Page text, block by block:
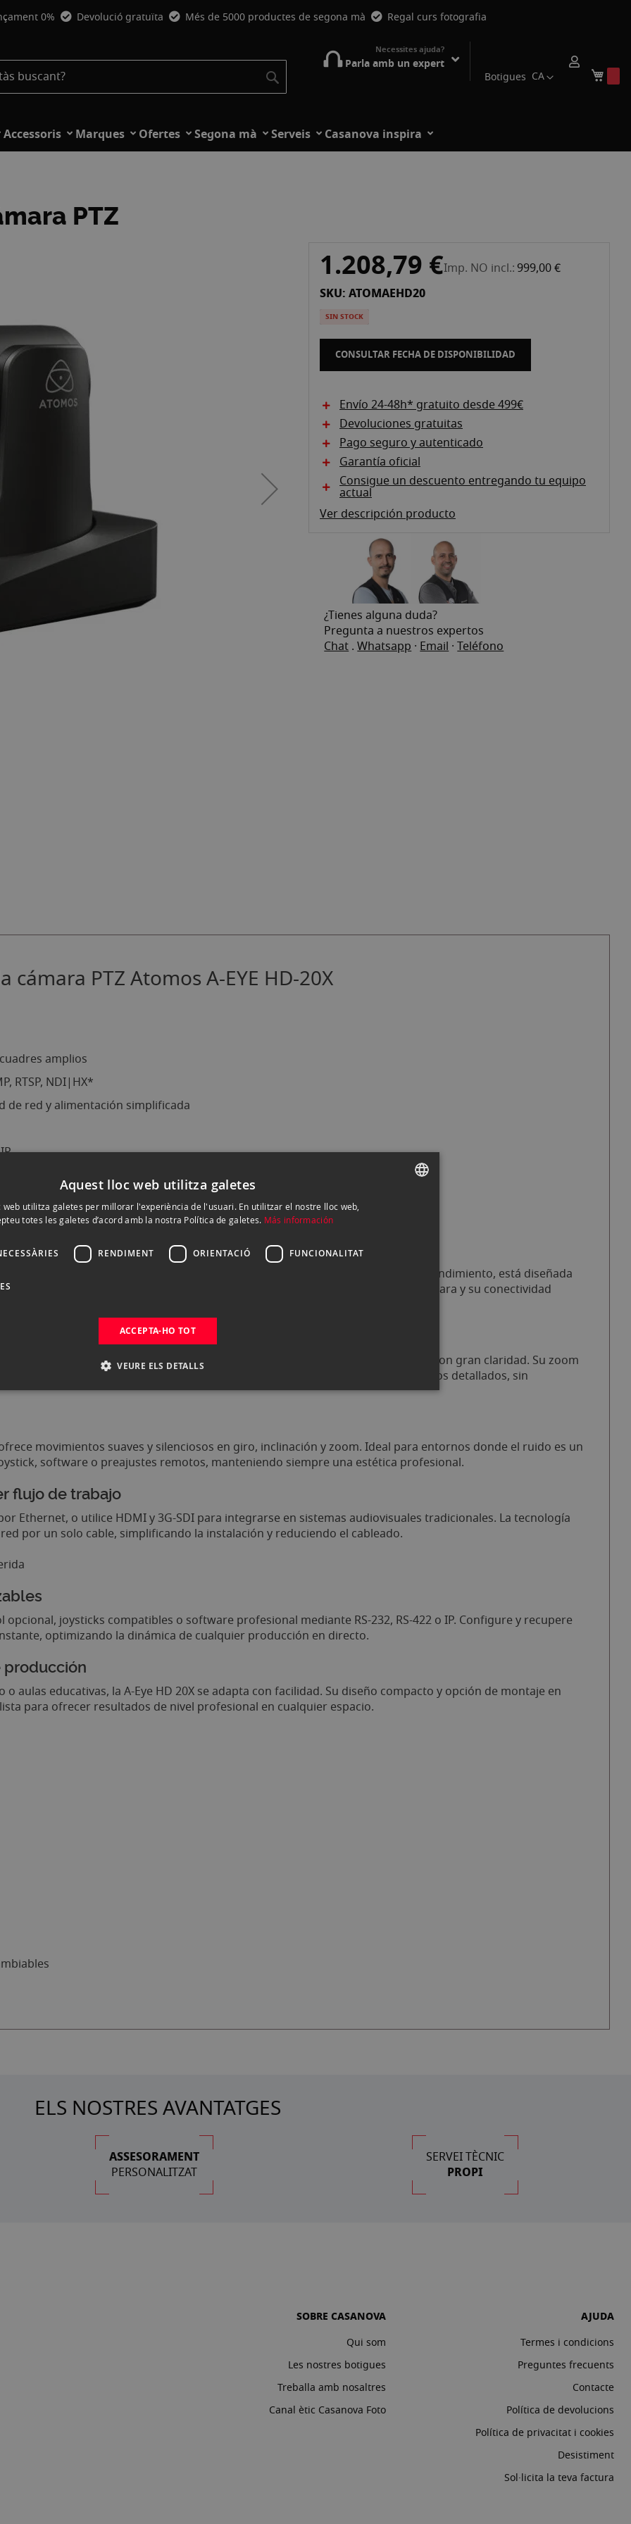
0% Devolució gratuïta Més de 5000 productes de segona mà Regal curs fotografia
Parla amb un expert
Necessites ajuda?
Botigues CA Mi
Accessoris Marques Ofertes Segona mà Serveis Casanova inspira
PTZ
1.208,79 €Imp. NO incl. 999,00 €
SKU: ATOMAEHD20
SIN STOCK
CONSULTAR FECHA DE DISPONIBILIDAD
Envío 24-48h* gratuito desde 499€
Devoluciones gratuitas
Pago seguro y autenticado
Garantía oficial
Consigue un descuento entregando tu equipo
actual
Ver descripción producto
¿Tienes alguna duda?
Pregunta a nuestros expertos
Chat.Whatsapp·Email·Teléfono
PTZ Atomos A-EYE HD-20X
amplios
RTSP, NDI|HX*
de red y alimentación simplificada
remoto de la cámara
de terceros
robótica
de captura en movimiento. Con control horizontal, vertical y zoom de alto rendimiento, está diseñada
y plataformas de streaming. Su integración fluida en sistemas multicámara y su conectividad
escenario profesional.
de imagen avanzado, la A-Eye HD 20X graba en resolución Full HD 1080p60 con gran claridad. Su zoom
de poca luz permiten capturar desde amplias panorámicas hasta primeros planos detallados, sin
movimientos suaves y silenciosos en giro, inclinación y zoom. Ideal para entornos donde el ruido es un
software o preajustes remotos, manteniendo siempre una estética profesional.
flujo de trabajo
Ethernet, o utilice HDMI y 3G-SDI para integrarse en sistemas audiovisuales tradicionales. La tecnología
por un solo cable, simplificando la instalación y reduciendo el cableado.
opcional, joysticks compatibles o software profesional mediante RS-232, RS-422 o IP. Configure y recupere
optimizando la dinámica de cualquier producción en directo.
producción
aulas educativas, la A-Eye HD 20X se adapta con facilidad. Su diseño compacto y opción de montaje en
para ofrecer resultados de nivel profesional en cualquier espacio.
ELS NOSTRES AVANTATGES
ASSESORAMENT
PERSONALITZAT
SERVEI TÈCNIC
PROPI
SOBRE CASANOVA
Qui som
Les nostres botigues
Treballa amb nosaltres
Canal ètic Casanova Foto
AJUDA
Termes i condicions
Preguntes frecuents
Contacte
Política de devolucions
Política de privacitat i cookies
Desistiment
Sol·licita la teva factura
Aquest lloc web utilitza galetes
web utilitza galetes per millorar l'experiència de l'usuari. En utilitzar el nostre lloc web,
totes les galetes d’acord amb la nostra Política de galetes. Más información
RENDIMENT ORIENTACIÓ FUNCIONALITAT
ACCEPTA-HO TOT
VEURE ELS DETALLS